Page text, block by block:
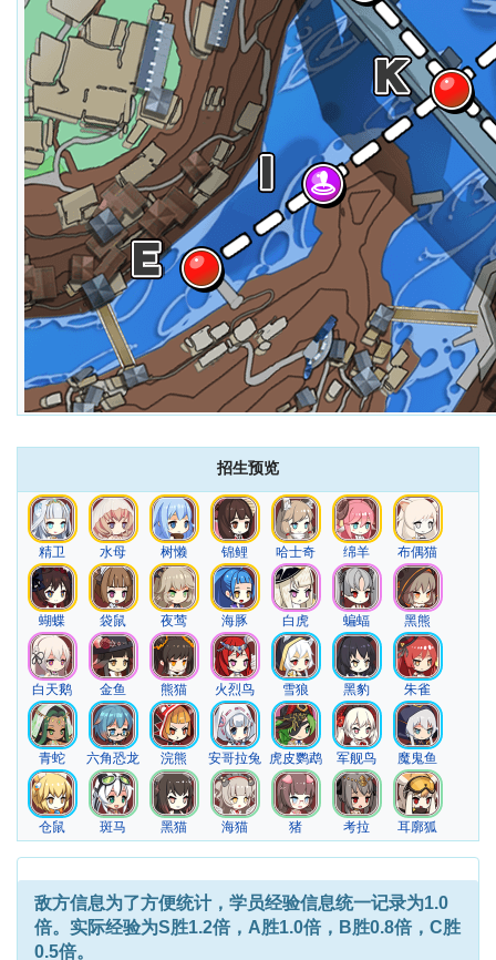
招生预览
精卫 水母 树懒 锦鲤 哈士奇 绵羊 布偶猫
蝴蝶 袋鼠 夜莺 海豚 白虎 蝙蝠 黑熊
白天鹅 金鱼 熊猫 火烈鸟 雪狼 黑豹 朱雀
青蛇 六角恐龙 浣熊 安哥拉兔 虎皮鹦鹉 军舰鸟 魔鬼鱼
仓鼠 斑马 黑猫 海猫 猪 考拉 耳廓狐
敌方信息为了方便统计，学员经验信息统一记录为1.0
倍。实际经验为S胜1.2倍，A胜1.0倍，B胜0.8倍，C胜
0.5倍。